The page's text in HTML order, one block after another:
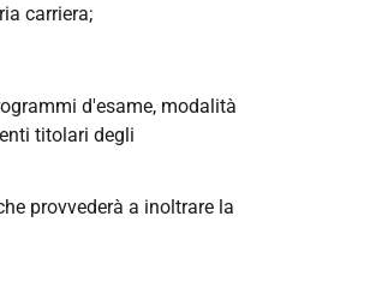
carriera;
d'esame, modalità
titolari degli
provvederà a inoltrare la